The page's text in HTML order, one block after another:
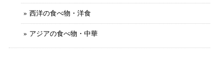
西洋の食べ物・洋食
アジアの食べ物・中華